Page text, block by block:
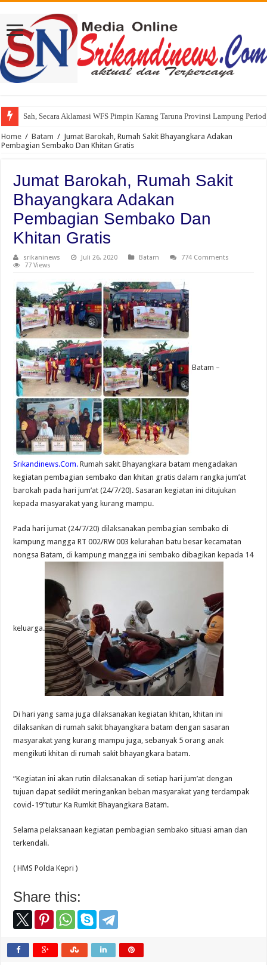
Sah, Secara Aklamasi WFS Pimpin Karang Taruna Provinsi Lampung
234 SC Kota Bandung Gelar Aksi Berbagi Sembako, Ringankan Beban
Home / Batam / Jumat Barokah, Rumah Sakit Bhayangkara Adakan
Pembagian Sembako Dan Khitan Gratis
Jumat Barokah, Rumah Sakit
Bhayangkara Adakan
Pembagian Sembako Dan
Khitan Gratis
srikaninews Juli 26, 2020 Batam
774 Comments
77 Views
Batam –
Srikandinews.Com. Rumah sakit Bhayangkara batam mengadakan
kegiatan pembagian sembako dan khitan gratis dalam rangka jum’at
barokah pada hari jum’at (24/7/20). Sasaran kegiatan ini ditujukan
kepada masyarakat yang kurang mampu.
Pada hari jumat (24/7/20) dilaksanakan pembagian sembako di
kampung mangga RT 002/RW 003 kelurahan batu besar kecamatan
nongsa Batam, di kampung mangga ini sembako dibagikan kepada 14
keluarga.
Di hari yang sama juga dilaksanakan kegiatan khitan, khitan ini
dilaksankan di rumah sakit bhayangkara batam dengan sasaran
masyarakat yang kurang mampu juga, sebanyak 5 orang anak
mengikuti khitan di rumah sakit bhayangkara batam.
“Kegiatan ini akan rutin dilaksanakan di setiap hari jum’at dengan
tujuan dapat sedikit meringankan beban masyarakat yang terdampak
covid-19”tutur Ka Rumkit Bhayangkara Batam.
Selama pelaksanaan kegiatan pembagian sembako situasi aman dan
terkendali.
( HMS Polda Kepri )
Share this: